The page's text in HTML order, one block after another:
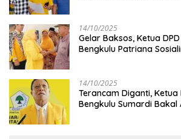
14/10/2025
‎Gelar Baksos, Ketua
Bengkulu Patriana
14/10/2025
Terancam Diganti, Ketua
Bengkulu Sumardi